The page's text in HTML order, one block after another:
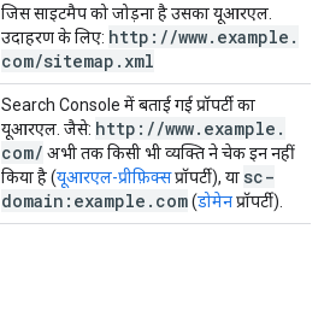
जिस साइटमैप को जोड़ना है उसका यूआरएल.
उदाहरण के लिए: http: //www. example .
com/sitemap . xml
Search Console में बताई गई प्रॉपर्टी का
यूआरएल. जैसे: http: //www. example .
com/ अभी तक किसी भी व्यक्ति ने चेक इन नहीं
किया है (यूआरएल-प्रीफ़िक्सप्रॉपर्टी), या sc-
domain:example . com(डोमेनप्रॉपर्टी).